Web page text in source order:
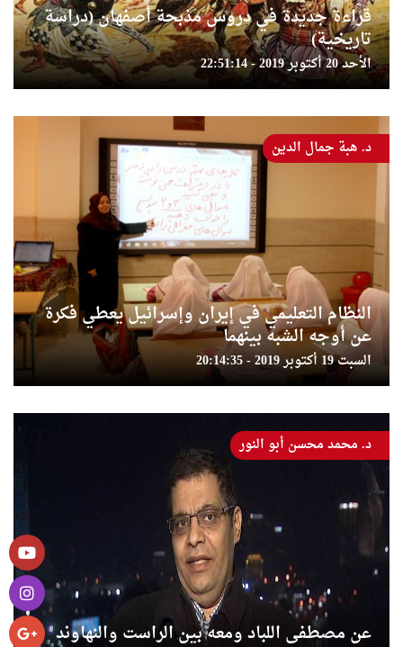
قراءة جديدة في دروس مذبحة أصفهان (دراسة
تاريخية)
الأحد 20 أكتوبر 2019 - 22:51:14
النظام التعليمي في إيران وإسرائيل يعطي فكرة
عن أوجه الشبه بينهما
السبت 19 أكتوبر 2019 - 20:14:35
د. هبة جمال الدين
عن مصطفى اللباد ومعه بين الراست والنهاوند
د. محمد محسن أبو النور